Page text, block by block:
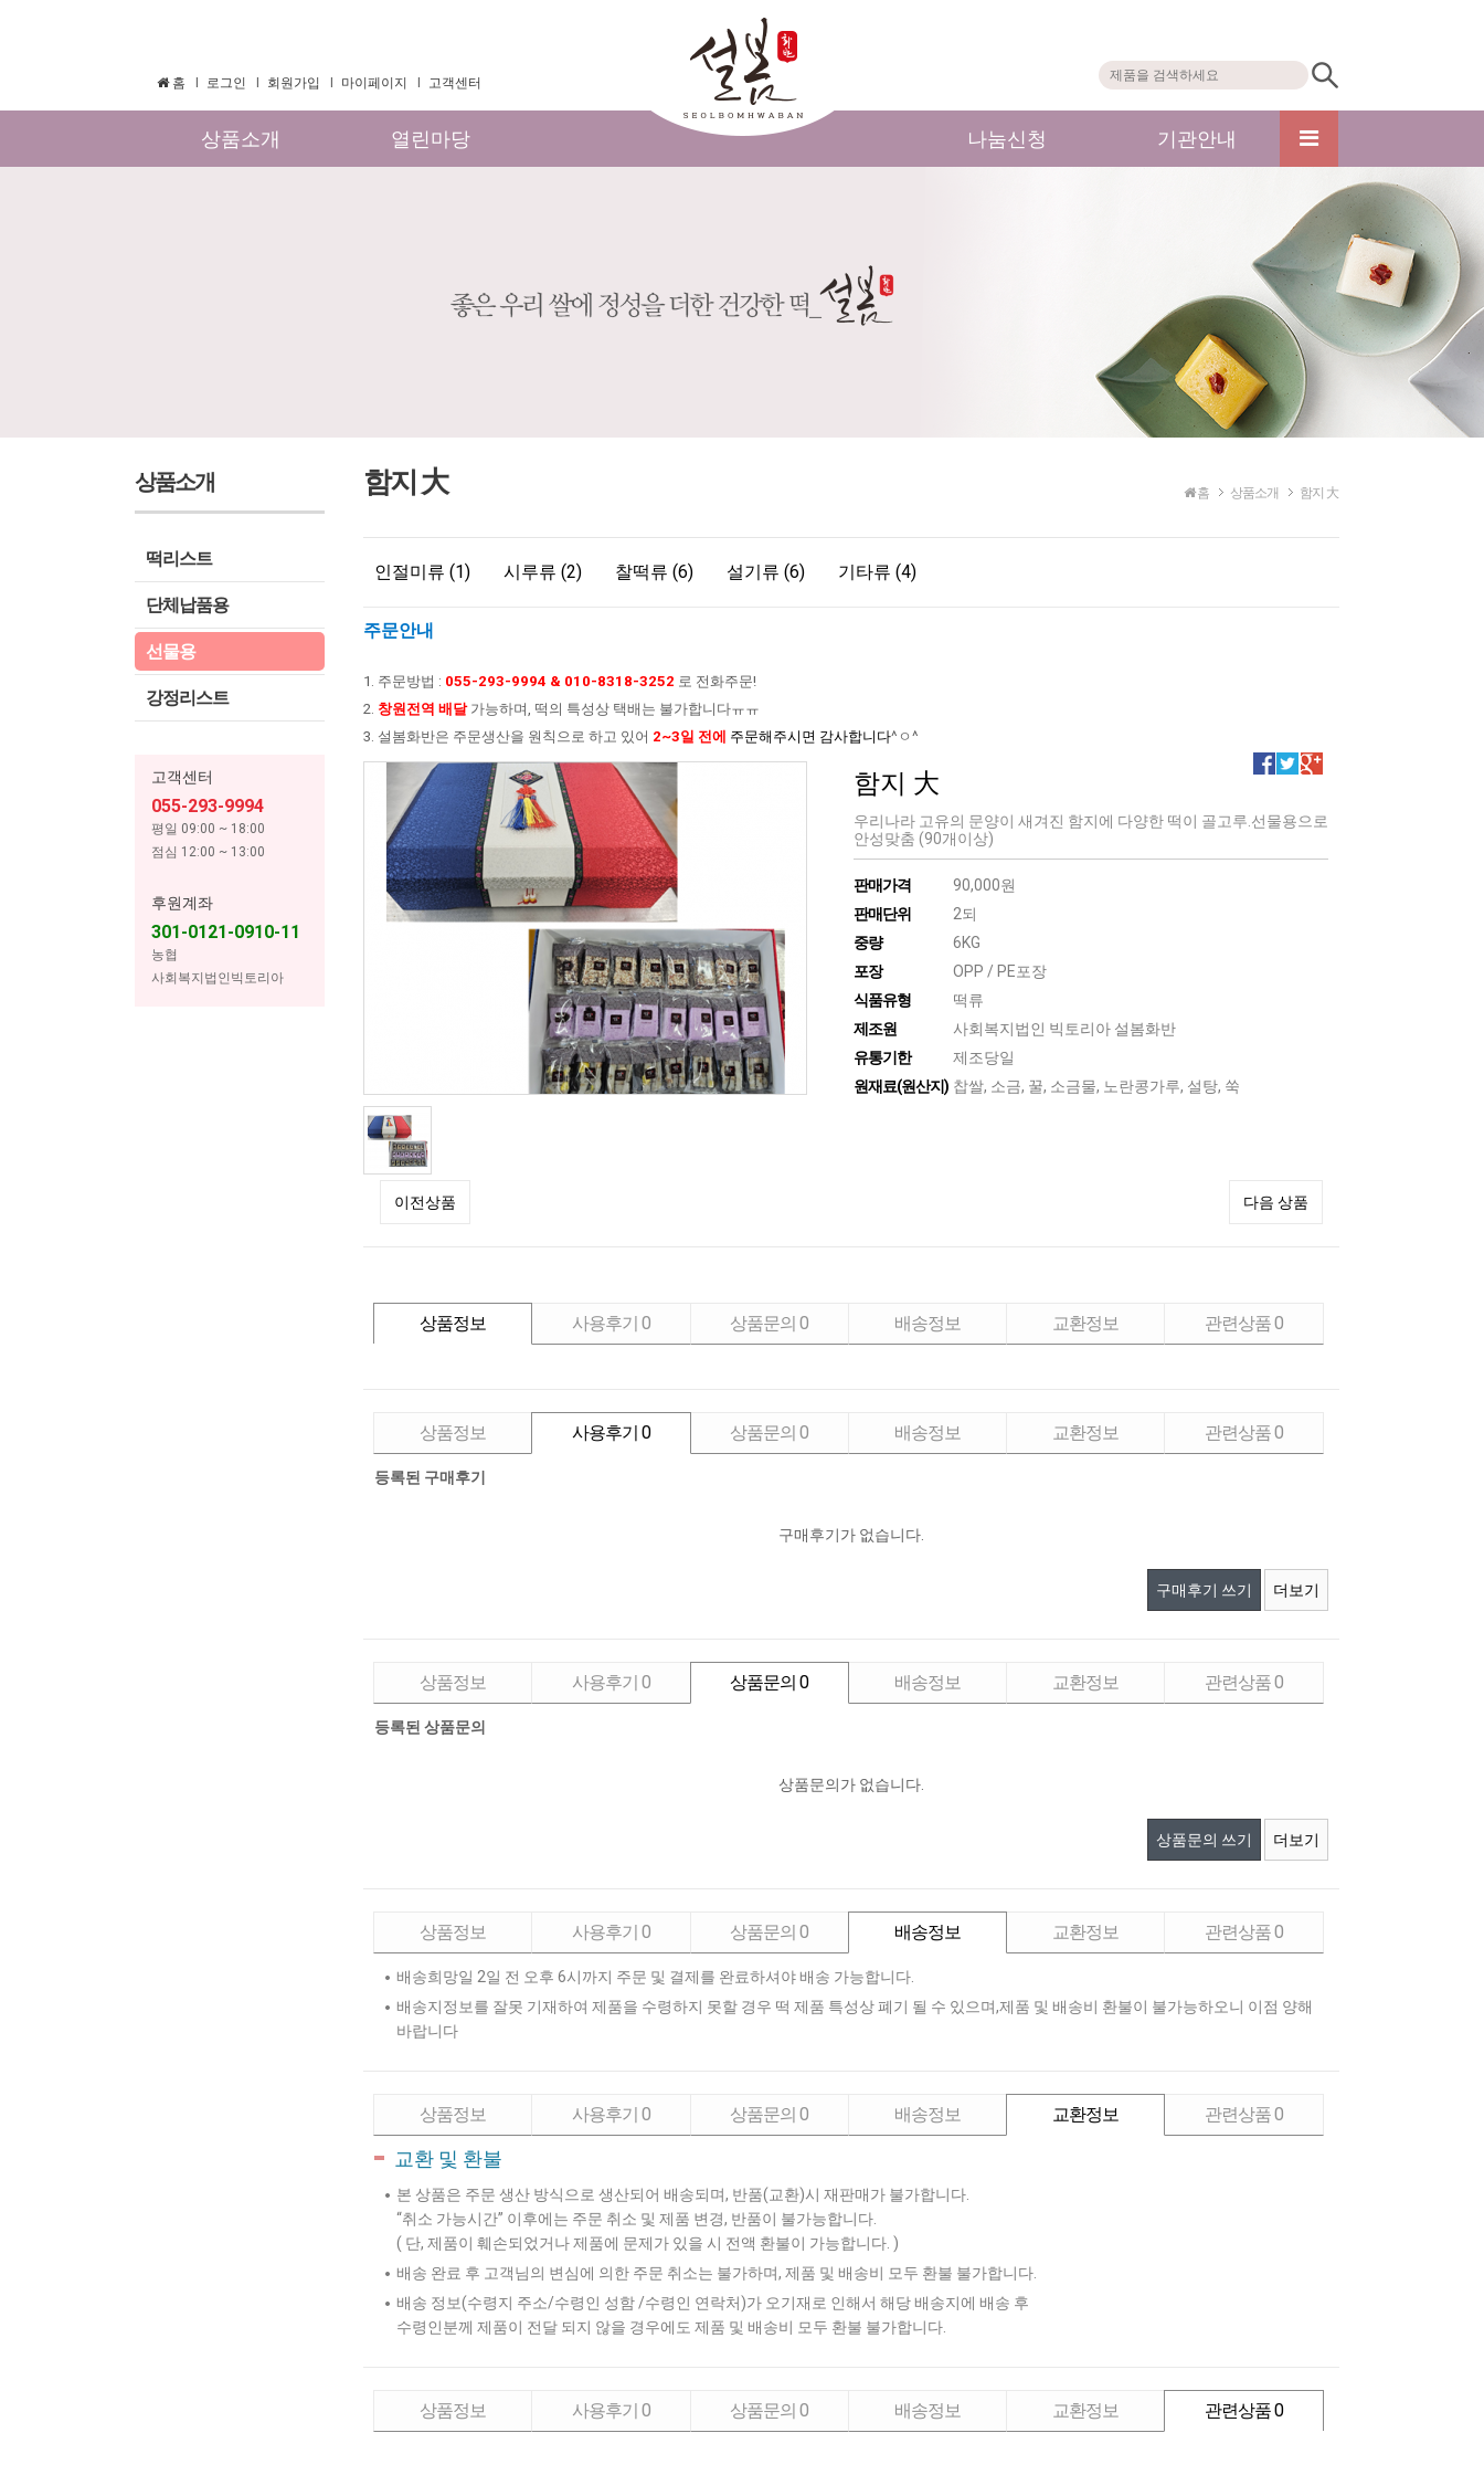
홈 로그인 회원가입 마이페이지 고객센터
상품소개 열린마당 나눔신청 기관안내
상품소개
떡리스트
단체납품용
선물용
강정리스트
고객센터
055-293-9994
평일 09:00 ~ 18:00
점심 12:00 ~ 13:00
후원계좌
301-0121-0910-11
농협
사회복지법인빅토리아
홈 상품소개 함지 大
함지 大
인절미류 (1) 시루류 (2) 찰떡류 (6) 설기류 (6) 기타류 (4)
주문안내
1. 주문방법 : 055-293-9994 & 010-8318-3252 로 전화주문!
2. 창원전역 배달 가능하며, 떡의 특성상 택배는 불가합니다ㅠㅠ
3. 설봄화반은 주문생산을 원칙으로 하고 있어 2~3일 전에 주문해주시면 감사합니다^ㅇ^
함지 大
우리나라 고유의 문양이 새겨진 함지에 다양한 떡이 골고루.선물용으로
안성맞춤 (90개이상)
판매가격
90,000원
판매단위
2되
중량
6KG
포장
OPP / PE포장
식품유형
떡류
제조원
사회복지법인 빅토리아 설봄화반
유통기한
제조당일
원재료(원산지) 찹쌀, 소금, 꿀, 소금물, 노란콩가루, 설탕, 쑥
이전상품 다음 상품
상품정보 사용후기 0 상품문의0 배송정보 교환정보 관련상품0
상품정보 사용후기 0 상품문의0 배송정보 교환정보 관련상품0
등록된 구매후기
구매후기가 없습니다.
구매후기 쓰기 더보기
상품정보 사용후기 0 상품문의0 배송정보 교환정보 관련상품0
등록된 상품문의
상품문의가 없습니다.
상품문의 쓰기 더보기
상품정보 사용후기 0 상품문의0 배송정보 교환정보 관련상품0
배송희망일 2일 전 오후 6시까지 주문 및 결제를 완료하셔야 배송 가능합니다.
배송지정보를 잘못 기재하여 제품을 수령하지 못할 경우 떡 제품 특성상 폐기 될 수 있으며,제품 및 배송비 환불이 불가능하오니 이점 양해
바랍니다
상품정보 사용후기 0 상품문의0 배송정보 교환정보 관련상품0
교환 및 환불
본 상품은 주문 생산 방식으로 생산되어 배송되며, 반품(교환)시 재판매가 불가합니다.
“취소 가능시간” 이후에는 주문 취소 및 제품 변경, 반품이 불가능합니다.
( 단, 제품이 훼손되었거나 제품에 문제가 있을 시 전액 환불이 가능합니다. )
배송 완료 후 고객님의 변심에 의한 주문 취소는 불가하며, 제품 및 배송비 모두 환불 불가합니다.
배송 정보(수령지 주소/수령인 성함 /수령인 연락처)가 오기재로 인해서 해당 배송지에 배송 후
수령인분께 제품이 전달 되지 않을 경우에도 제품 및 배송비 모두 환불 불가합니다.
상품정보 사용후기 0 상품문의0 배송정보 교환정보 관련상품0